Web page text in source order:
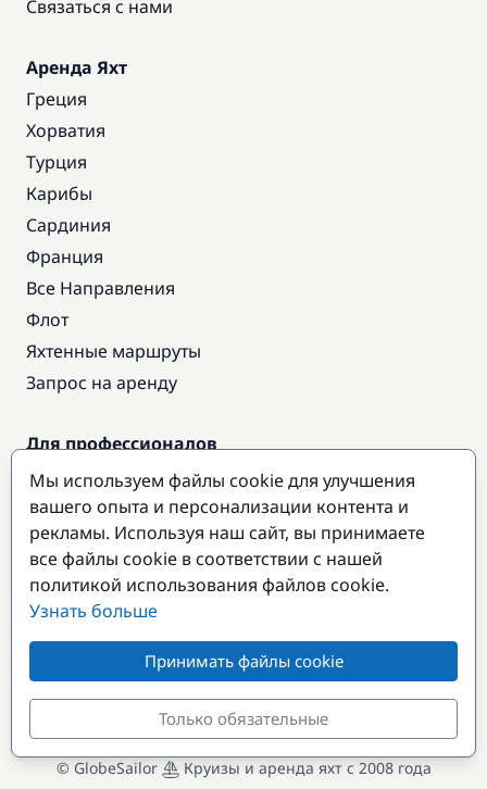
Связаться с нами
Аренда Яхт
Греция
Хорватия
Турция
Карибы
Сардиния
Франция
Все Направления
Флот
Яхтенные маршруты
Запрос на аренду
Для профессионалов
Доступ про
Стать партнером
Популярные направления
© GlobeSailor Круизы и аренда яхт с 2008 года
Мы используем файлы cookie для улучшения
вашего опыта и персонализации контента и
рекламы. Используя наш сайт, вы принимаете
все файлы cookie в соответствии с нашей
политикой использования файлов cookie.
Узнать больше
Принимать файлы cookie
Только обязательные